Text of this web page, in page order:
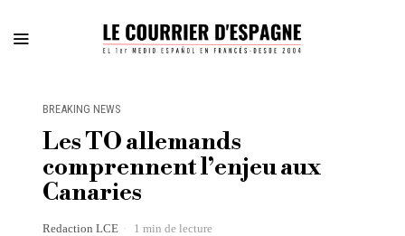
BREAKING NEWS
Les TO allemands
comprennent l’enjeu aux
Canaries
Redaction LCE 1 min de lecture